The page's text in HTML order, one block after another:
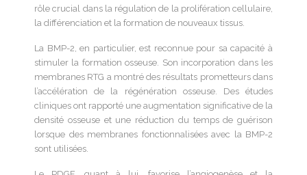
rôle crucial dans la régulation de la prolifération cellulaire,
la différenciation et la formation de nouveaux tissus.
La BMP-2, en particulier, est reconnue pour sa capacité à
stimuler la formation osseuse. Son incorporation dans les
membranes RTG a montré des résultats prometteurs dans
l’accélération de la régénération osseuse. Des études
cliniques ont rapporté une augmentation significative de la
densité osseuse et une réduction du temps de guérison
lorsque des membranes fonctionnalisées avec la BMP-2
sont utilisées.